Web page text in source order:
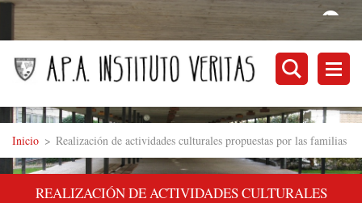
Inicio > Realización de actividades culturales propuestas por las familias
REALIZACIÓN DE ACTIVIDADES CULTURALES